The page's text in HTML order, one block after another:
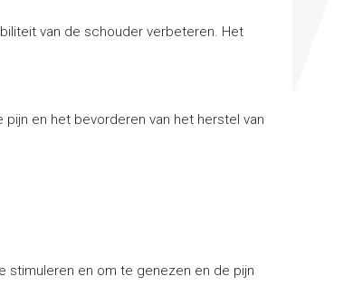
van de schouder verbeteren. Het
en het bevorderen van het herstel van
stimuleren en om te genezen en de pijn